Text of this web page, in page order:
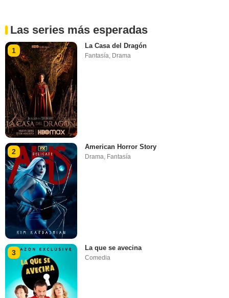
Las series más esperadas
1
La Casa del Dragón
Fantasía Drama
2
American Horror Story
Drama, Fantasía
3
La que se avecina
Comedia